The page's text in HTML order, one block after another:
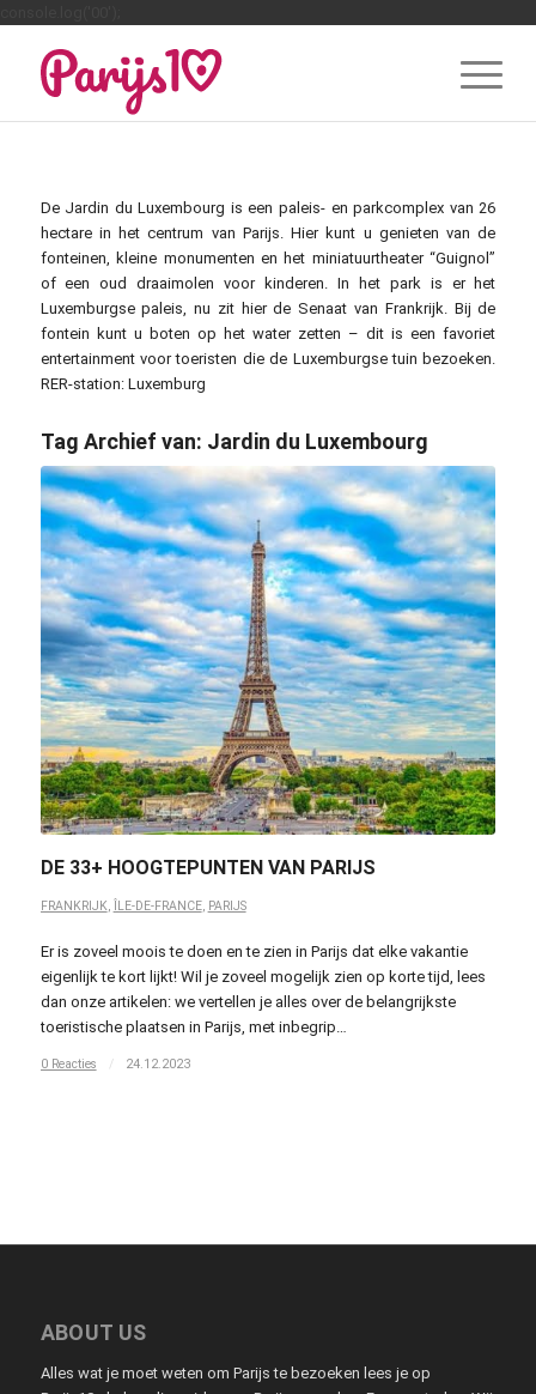
De Jardin du Luxembourg is een paleis- en parkcomplex van 26
hectare in het centrum van Parijs. Hier kunt u genieten van de
fonteinen, kleine monumenten en het miniatuurtheater “Guignol”
of een oud draaimolen voor kinderen. In het park is er het
Luxemburgse paleis, nu zit hier de Senaat van Frankrijk. Bij de
fontein kunt u boten op het water zetten – dit is een favoriet
entertainment voor toeristen die de Luxemburgse tuin bezoeken.
RER-station: Luxemburg
Tag Archief van: Jardin du Luxembourg
DE 33+ HOOGTEPUNTEN VAN PARIJS
FRANKRIJK, ÎLE-DE-FRANCE, PARIJS
Er is zoveel moois te doen en te zien in Parijs dat elke vakantie
eigenlijk te kort lijkt! Wil je zoveel mogelijk zien op korte tijd, lees
dan onze artikelen: we vertellen je alles over de belangrijkste
toeristische plaatsen in Parijs, met inbegrip…
0 Reacties / 24.12.2023
ABOUT US
Alles wat je moet weten om Parijs te bezoeken lees je op